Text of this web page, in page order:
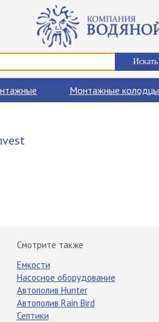
Монтажные колодцы
Смотрите также
Емкости
Насосное оборудование
Автополив Hunter
Автополив Rain Bird
Септики